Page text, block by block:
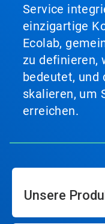
Service
einzigartige
Ecolab,
zu definieren,
bedeutet, und
skalieren, um
erreichen.
Unsere